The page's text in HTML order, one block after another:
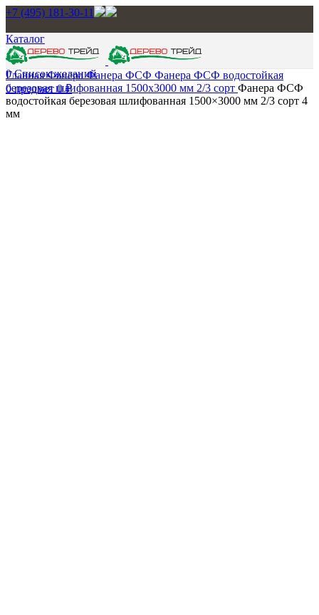
+7 (495) 181-30-11
Каталог
0Список желаний
0предмет 0₽
ГлавнаяФанераФанера ФСФ Фанера ФСФ водостойкая
березовая шлифованная 1500х3000 мм 2/3 сорт Фанера ФСФ
водостойкая березовая шлифованная 1500×3000 мм 2/3 сорт 4
мм